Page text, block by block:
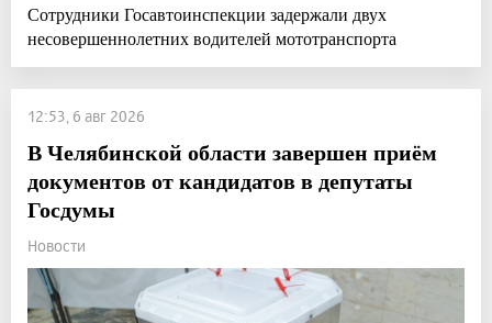
Сотрудники Госавтоинспекции задержали двух
несовершеннолетних водителей мототранспорта
12:53, 6 авг 2026
В Челябинской области завершен приём
документов от кандидатов в депутаты
Госдумы
Новости